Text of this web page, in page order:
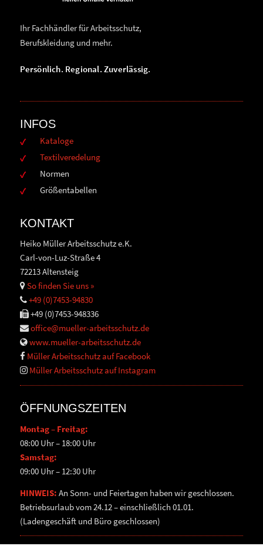
Ihr Fachhändler für Arbeitsschutz,
Berufskleidung und mehr.
Persönlich. Regional. Zuverlässig.
INFOS
Kataloge
Textilveredelung
Normen
Größentabellen
KONTAKT
Heiko Müller Arbeitsschutz e.K.
Carl-von-Luz-Straße 4
72213 Altensteig
So finden Sie uns »
+49 (0)7453-94830
+49 (0)7453-948336
office@mueller-arbeitsschutz.de
www.mueller-arbeitsschutz.de
Müller Arbeitsschutz auf Facebook
Müller Arbeitsschutz auf Instagram
ÖFFNUNGSZEITEN
Montag – Freitag:
08:00 Uhr – 18:00 Uhr
Samstag:
09:00 Uhr – 12:30 Uhr
HINWEIS: An Sonn- und Feiertagen haben wir geschlossen.
Betriebsurlaub vom 24.12 – einschließlich 01.01.
(Ladengeschäft und Büro geschlossen)